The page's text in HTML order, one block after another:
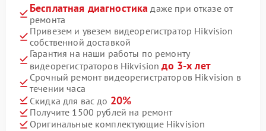
Бесплатная диагностика даже при отказе от
ремонта
Привезем и увезем видеорегистратор Hikvision
собственной доставкой
Гарантия на наши работы по ремонту
видеорегистраторов Hikvisionдо 3-х лет
Срочный ремонт видеорегистраторов Hikvision в
течении часа
Скидка для вас до 20%
Получите 1500 рублей на ремонт
Оригинальные комплектующие Hikvision